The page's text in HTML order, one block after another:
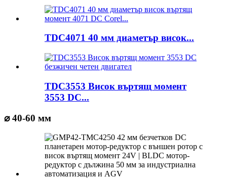
TDC4071 40 мм диаметър висок...
TDC3553 Висок въртящ момент
3553 DC...
⌀ 40-60 мм